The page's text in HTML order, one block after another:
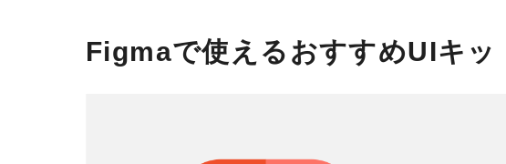
Figmaで使えるおすすめUIキッ